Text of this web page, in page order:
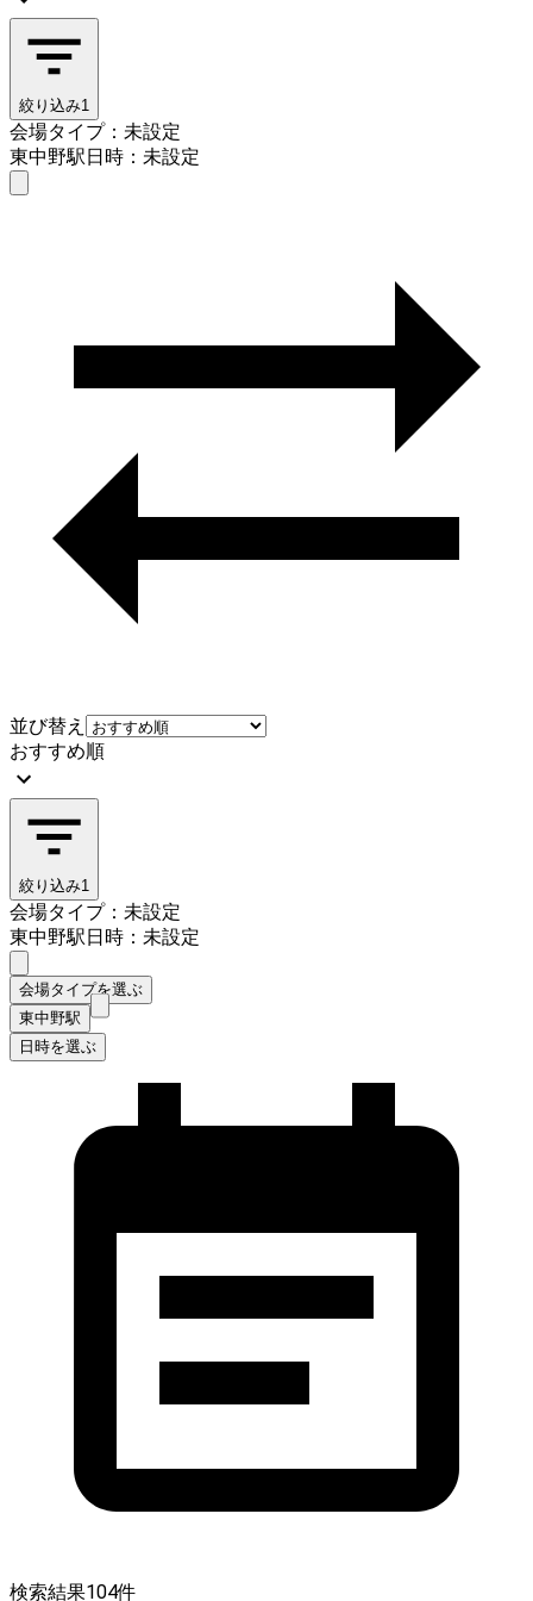
絞り込み1
会場タイプ：未設定
東中野駅日時：未設定
並び替え
おすすめ順
絞り込み1
会場タイプ：未設定
東中野駅日時：未設定
会場タイプを選ぶ
東中野駅
日時を選ぶ
検索結果104件